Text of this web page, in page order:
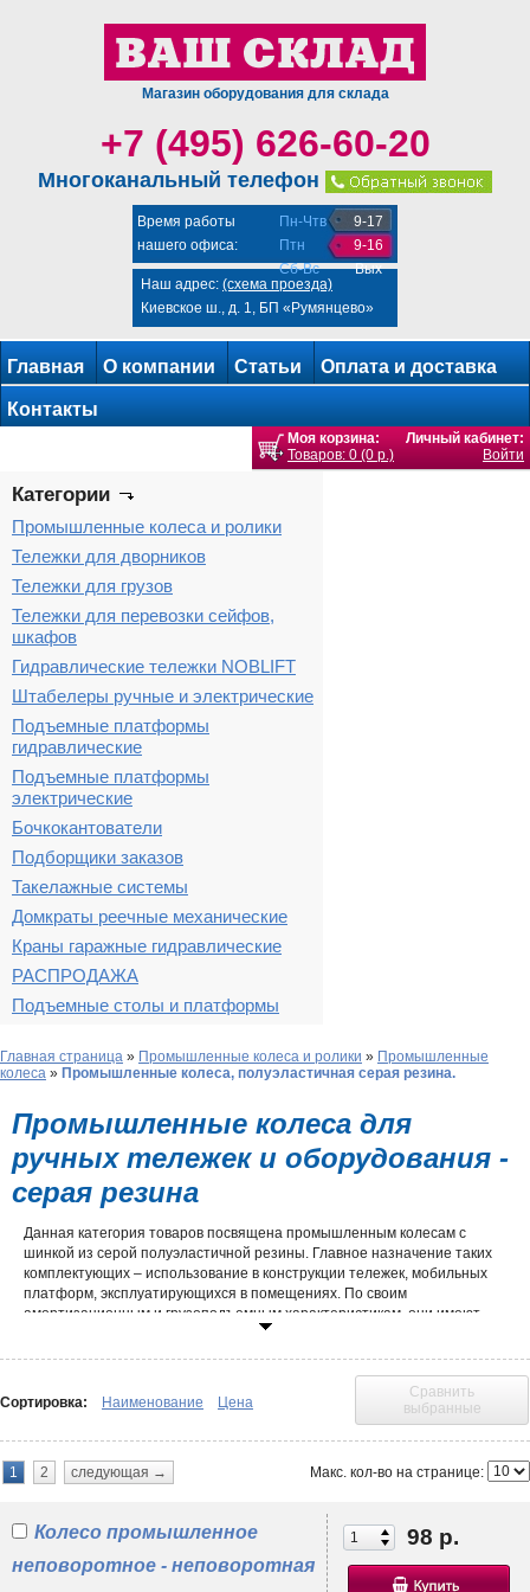
Магазин оборудования для склада
+7 (495) 626-60-20
Многоканальный телефон
Время работы
нашего офиса:
Пн-Чтв
Птн
Сб-Вс
9-17
9-16
Вых
Наш адрес: (схема проезда)
Киевское ш., д. 1, БП «Румянцево»
Главная О компании Статьи Оплата и доставка
Контакты
Моя корзина:
Товаров: 0 (0 р.)
Личный кабинет:
Войти
Категории
Промышленные колеса и ролики
Тележки для дворников
Тележки для грузов
Тележки для перевозки сейфов,
шкафов
Гидравлические тележки NOBLIFT
Штабелеры ручные и электрические
Подъемные платформы
гидравлические
Подъемные платформы
электрические
Бочкокантователи
Подборщики заказов
Такелажные системы
Домкраты реечные механические
Краны гаражные гидравлические
РАСПРОДАЖА
Подъемные столы и платформы
Главная страница » Промышленные колеса и ролики » Промышленные
колеса » Промышленные колеса, полуэластичная серая резина.
Промышленные колеса для
ручных тележек и оборудования -
серая резина
Данная категория товаров посвящена промышленным колесам с
шинкой из серой полуэластичной резины. Главное назначение таких
комплектующих – использование в конструкции тележек, мобильных
платформ, эксплуатирующихся в помещениях. По своим
амортизационным и грузоподъемным характеристикам, они имеют
промышленных колес из черной резины
вулканизации позволяет получить материал серого цвета, не
оставляющий следов на наливных полах, паркете, линолеуме. Это
свойство высоко ценится в производстве медицинского, торгового,
рассчитаны на нагрузку до 100 кг, что говорит о превосходстве перед
классическими аппаратными и
SC 80f+).
Рекомендации по расчету нагрузки
Сортировка: Наименование Цена
Сравнить
выбранные
Макс. кол-во на странице:
1 2 следующая →
98 р.
Колесо промышленное
неповоротное - неповоротная